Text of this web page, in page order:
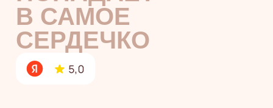
безопасностипищевой продукции
подтверждает качество
ингредиентов
Создаем зефир
мастерскойпо техкартам